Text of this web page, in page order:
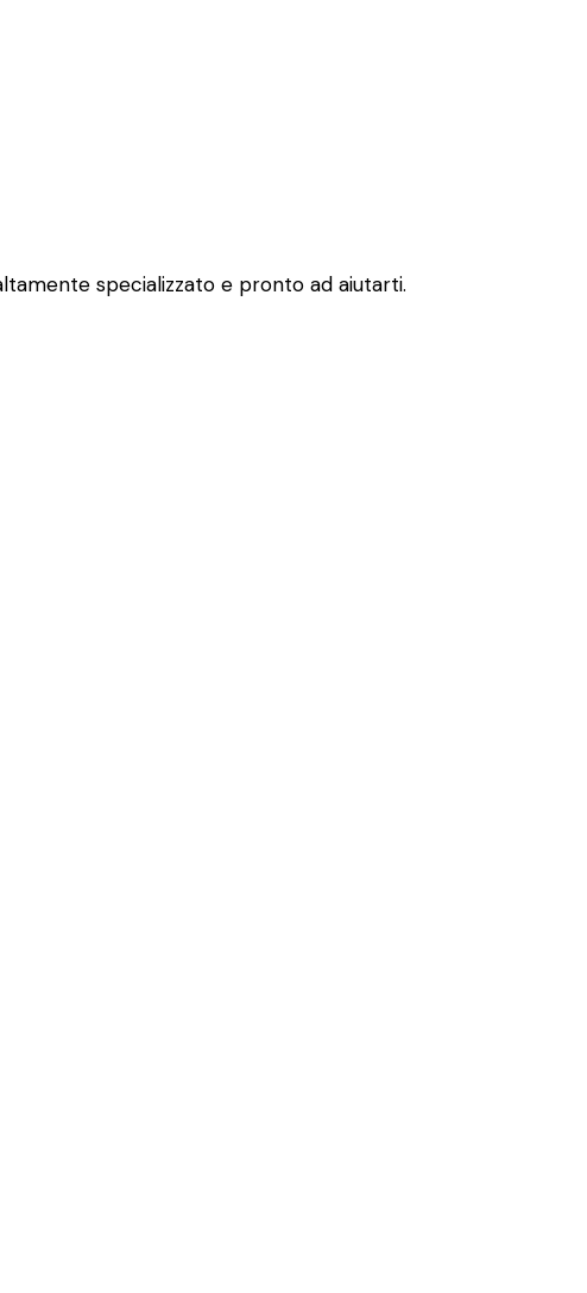
specializzato e pronto ad aiutarti.